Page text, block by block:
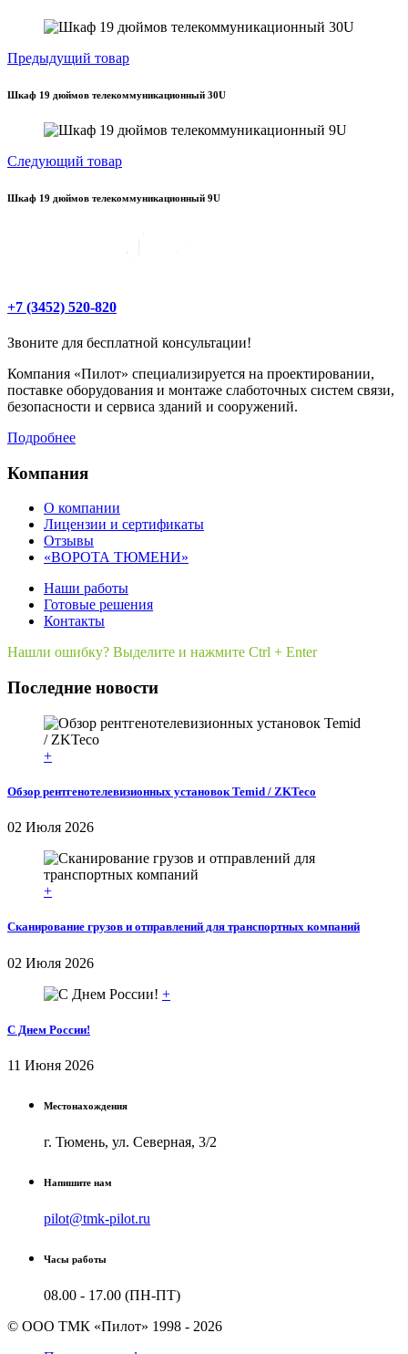
Предыдущий товар
Шкаф 19 дюймов телекоммуникационный 30U
Следующий товар
Шкаф 19 дюймов телекоммуникационный 9U
+7 (3452) 520-820
Звоните для бесплатной консультации!
Компания «Пилот» специализируется на проектировании,
поставке оборудования и монтаже слаботочных систем связи,
безопасности и сервиса зданий и сооружений.
Подробнее
Компания
О компании
Лицензии и сертификаты
Отзывы
«ВОРОТА ТЮМЕНИ»
Наши работы
Готовые решения
Контакты
Нашли ошибку? Выделите и нажмите Ctrl + Enter
Последние новости
+
Обзор рентгенотелевизионных установок Temid / ZKTeco
02 Июля 2026
+
Сканирование грузов и отправлений для транспортных компаний
02 Июля 2026
+
С Днем России!
11 Июня 2026
Местонахождения
г. Тюмень, ул. Северная, 3/2
Напишите нам
pilot@tmk-pilot.ru
Часы работы
08.00 - 17.00 (ПН-ПТ)
© ООО ТМК «Пилот» 1998 - 2026